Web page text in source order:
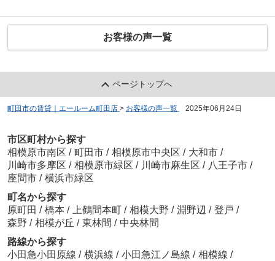
お客様の声一覧
ページトップへ
町田市の賃貸｜エールーム町田店 > お客様の声一覧 2025年06月24日
市区町村から探す
相模原市南区 / 町田市 / 相模原市中央区 / 大和市 /
川崎市多摩区 / 相模原市緑区 / 川崎市麻生区 / 八王子市 /
座間市 / 横浜市緑区
町名から探す
原町田 / 橋本 / 上鶴間本町 / 相模大野 / 淵野辺 / 登戸 /
森野 / 相模が丘 / 東林間 / 中央林間
路線から探す
小田急小田原線 / 横浜線 / 小田急江ノ島線 / 相模線 /